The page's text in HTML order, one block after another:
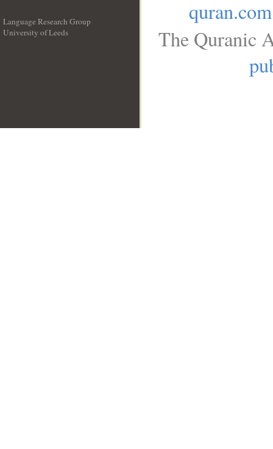
Language Research Group
University of Leeds
quran.com
The Quranic